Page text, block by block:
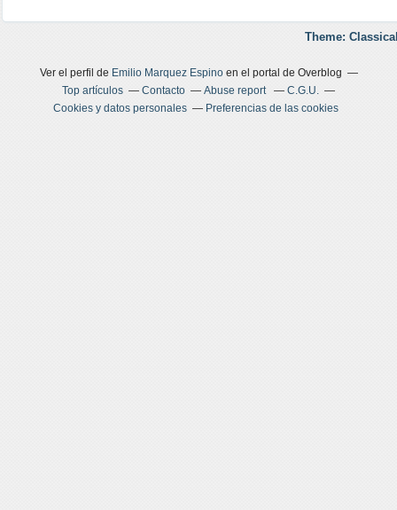
Theme:
Ver el perfil de Emilio Marquez Espinoen el portal de Overblog
Top artículos
Contacto Abuse report
C.G.U.
Cookies y datos personales
Preferencias de las cookies